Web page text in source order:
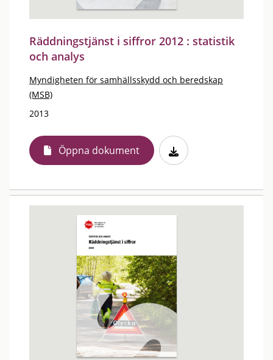
Räddningstjänst i siffror 2012 : statistik
och analys
Myndigheten för samhällsskydd och beredskap
(MSB)
2013
Öppna dokument